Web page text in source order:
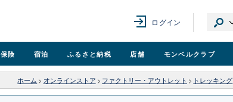
ログイン
保険 宿泊 ふるさと納税 店舗 モンベルクラブ
ホーム > オンラインストア > ファクトリー・アウトレット > トレッキング